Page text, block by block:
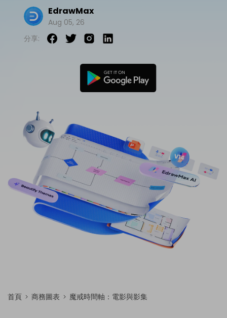
專業的甘特圖工具
設計用途
平面圖
所有圖表類型>>
EdrawMax 社區
文章内容
教程
商業
搜索
EdrawMax
Aug 05, 26
分享:
首頁 商務圖表 魔戒時間軸：電影與影集